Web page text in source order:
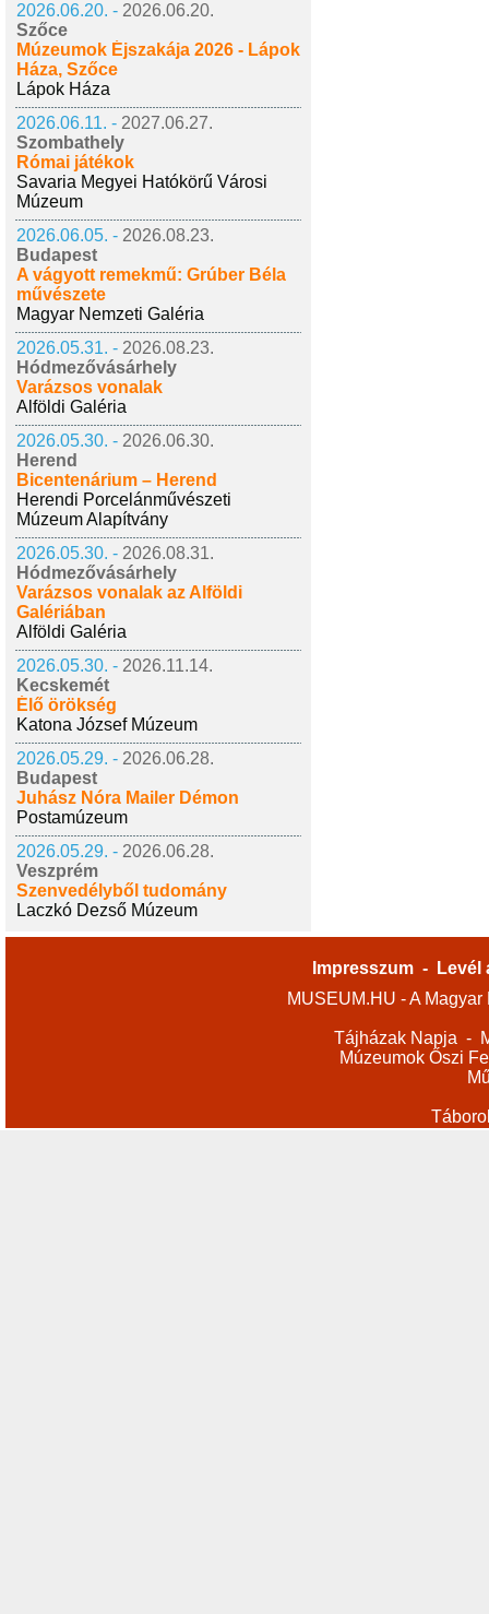
2026.06.20. - 2026.06.20.
Szőce
Múzeumok Éjszakája 2026 - Lápok
Háza, Szőce
Lápok Háza
2026.06.11. - 2027.06.27.
Szombathely
Római játékok
Savaria Megyei Hatókörű Városi
Múzeum
2026.06.05. - 2026.08.23.
Budapest
A vágyott remekmű: Grúber Béla
művészete
Magyar Nemzeti Galéria
2026.05.31. - 2026.08.23.
Hódmezővásárhely
Varázsos vonalak
Alföldi Galéria
2026.05.30. - 2026.06.30.
Herend
Bicentenárium – Herend
Herendi Porcelánművészeti
Múzeum Alapítvány
2026.05.30. - 2026.08.31.
Hódmezővásárhely
Varázsos vonalak az Alföldi
Galériában
Alföldi Galéria
2026.05.30. - 2026.11.14.
Kecskemét
Élő örökség
Katona József Múzeum
2026.05.29. - 2026.06.28.
Budapest
Juhász Nóra Mailer Démon
Postamúzeum
2026.05.29. - 2026.06.28.
Veszprém
Szenvedélyből tudomány
Laczkó Dezső Múzeum
Impresszum -
Levél
MUSEUM.HU - A
Tájházak Napja -
Múzeumok Őszi